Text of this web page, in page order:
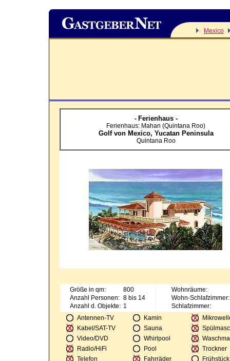
Mexico
- Ferienhaus -
Ferienhaus: Mahan (Quintana Roo)
Golf von Mexico, Yucatan Peninsula
Quintana Roo
Größe in qm:
800
Anzahl Personen: 8 bis 14
Anzahl d. Objekte: 1
Wohnräume:
Wohn-Schlafzimmer:
Schlafzimmer:
Antennen-TV
Kamin
Kabel/SAT-TV
Sauna
Video/DVD
Whirlpool
Radio/HiFi
Pool
Trockner
Telefon
Fahrräder